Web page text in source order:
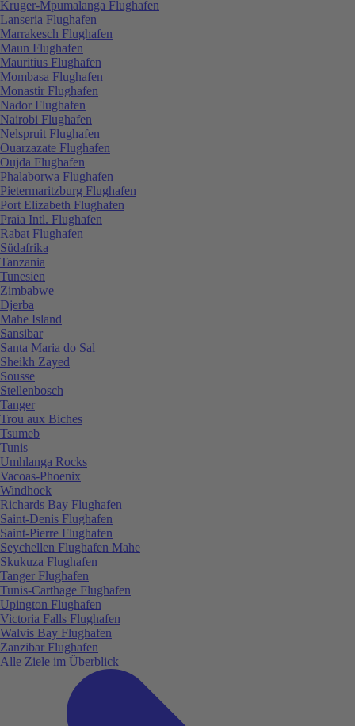
Kruger-Mpumalanga Flughafen
Lanseria Flughafen
Marrakesch Flughafen
Maun Flughafen
Mauritius Flughafen
Mombasa Flughafen
Monastir Flughafen
Nador Flughafen
Nairobi Flughafen
Nelspruit Flughafen
Ouarzazate Flughafen
Oujda Flughafen
Phalaborwa Flughafen
Pietermaritzburg Flughafen
Port Elizabeth Flughafen
Praia Intl. Flughafen
Rabat Flughafen
Südafrika
Tanzania
Tunesien
Zimbabwe
Djerba
Mahe Island
Sansibar
Santa Maria do Sal
Sheikh Zayed
Sousse
Stellenbosch
Tanger
Trou aux Biches
Tsumeb
Tunis
Umhlanga Rocks
Vacoas-Phoenix
Windhoek
Richards Bay Flughafen
Saint-Denis Flughafen
Saint-Pierre Flughafen
Seychellen Flughafen Mahe
Skukuza Flughafen
Tanger Flughafen
Tunis-Carthage Flughafen
Upington Flughafen
Victoria Falls Flughafen
Walvis Bay Flughafen
Zanzibar Flughafen
Alle Ziele im Überblick